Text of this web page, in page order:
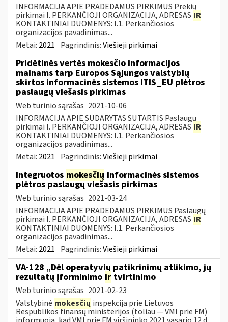
INFORMACIJA APIE PRADEDAMUS PIRKIMUS Prekių
pirkimai I. PERKANČIOJI ORGANIZACIJA, ADRESAS IR
KONTAKTINIAI DUOMENYS: I.1. Perkančiosios
organizacijos pavadinimas...
Metai: 2021 Pagrindinis:Viešieji pirkimai
Pridėtinės vertės mokesčio informacijos
mainams tarp Europos Sąjungos valstybių
skirtos informacinės sistemos ITIS_EU plėtros
paslaugų viešasis pirkimas
Web turinio sąrašas 2021-10-06
INFORMACIJA APIE SUDARYTAS SUTARTIS Paslaugų
pirkimai I. PERKANČIOJI ORGANIZACIJA, ADRESAS IR
KONTAKTINIAI DUOMENYS: I.1. Perkančiosios
organizacijos pavadinimas...
Metai: 2021 Pagrindinis:Viešieji pirkimai
Integruotos mokesčių informacinės sistemos
plėtros paslaugų viešasis pirkimas
Web turinio sąrašas 2021-03-24
INFORMACIJA APIE PRADEDAMUS PIRKIMUS Paslaugų
pirkimai I. PERKANČIOJI ORGANIZACIJA, ADRESAS IR
KONTAKTINIAI DUOMENYS: I.1. Perkančiosios
organizacijos pavadinimas...
Metai: 2021 Pagrindinis:Viešieji pirkimai
VA-128 „Dėl operatyvių patikrinimų atlikimo, jų
rezultatų įforminimo ir tvirtinimo
Web turinio sąrašas 2021-02-23
Valstybinė mokesčių inspekcija prie Lietuvos
Respublikos finansų ministerijos (toliau ― VMI prie FM)